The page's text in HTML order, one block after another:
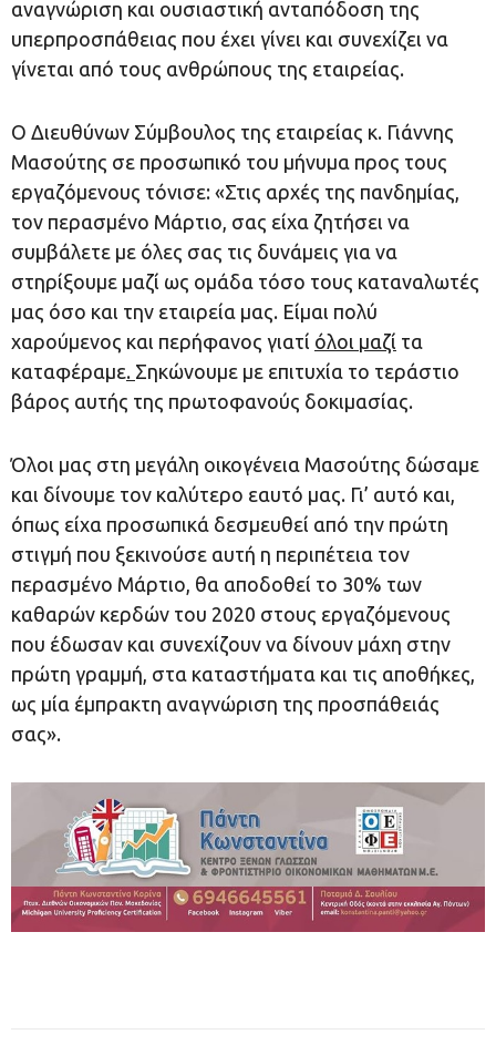
αναγνώριση και ουσιαστική ανταπόδοση της
υπερπροσπάθειας που έχει γίνει και συνεχίζει να
γίνεται από τους ανθρώπους της εταιρείας.
Ο Διευθύνων Σύμβουλος της εταιρείας κ. Γιάννης
Μασούτης σε προσωπικό του μήνυμα προς τους
εργαζόμενους τόνισε: «Στις αρχές της πανδημίας,
τον περασμένο Μάρτιο, σας είχα ζητήσει να
συμβάλετε με όλες σας τις δυνάμεις για να
στηρίξουμε μαζί ως ομάδα τόσο τους καταναλωτές
μας όσο και την εταιρεία μας. Είμαι πολύ
χαρούμενος και περήφανος γιατί όλοι μαζί τα
καταφέραμε. Σηκώνουμε με επιτυχία το τεράστιο
βάρος αυτής της πρωτοφανούς δοκιμασίας.
Όλοι μας στη μεγάλη οικογένεια Μασούτης δώσαμε
και δίνουμε τον καλύτερο εαυτό μας. Γι’ αυτό και,
όπως είχα προσωπικά δεσμευθεί από την πρώτη
στιγμή που ξεκινούσε αυτή η περιπέτεια τον
περασμένο Μάρτιο, θα αποδοθεί το 30% των
καθαρών κερδών του 2020 στους εργαζόμενους
που έδωσαν και συνεχίζουν να δίνουν μάχη στην
πρώτη γραμμή, στα καταστήματα και τις αποθήκες,
ως μία έμπρακτη αναγνώριση της προσπάθειάς
σας».